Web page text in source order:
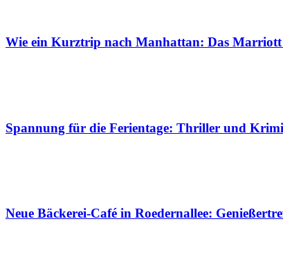
Wie ein Kurztrip nach Manhattan: Das
Spannung für die Ferientage: Thriller und
Neue Bäckerei-Café in Roedernallee: